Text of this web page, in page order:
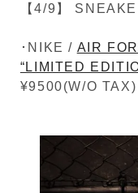
【4/9】
･NIKE / AIR
“LIMITED
¥9500(W/O TAX)